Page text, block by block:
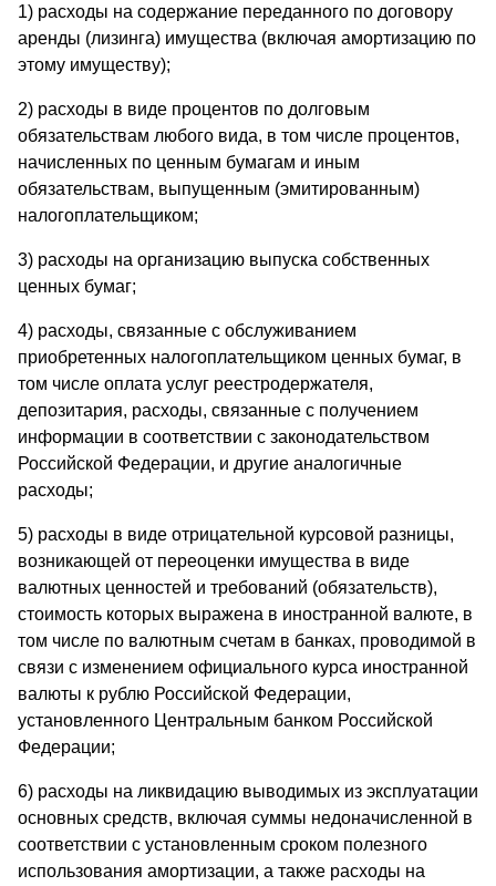
1) расходы на содержание переданного по договору
аренды (лизинга) имущества (включая амортизацию по
этому имуществу);
2) расходы в виде процентов по долговым
обязательствам любого вида, в том числе процентов,
начисленных по ценным бумагам и иным
обязательствам, выпущенным (эмитированным)
налогоплательщиком;
3) расходы на организацию выпуска собственных
ценных бумаг;
4) расходы, связанные с обслуживанием
приобретенных налогоплательщиком ценных бумаг, в
том числе оплата услуг реестродержателя,
депозитария, расходы, связанные с получением
информации в соответствии с законодательством
Российской Федерации, и другие аналогичные
расходы;
5) расходы в виде отрицательной курсовой разницы,
возникающей от переоценки имущества в виде
валютных ценностей и требований (обязательств),
стоимость которых выражена в иностранной валюте, в
том числе по валютным счетам в банках, проводимой в
связи с изменением официального курса иностранной
валюты к рублю Российской Федерации,
установленного Центральным банком Российской
Федерации;
6) расходы на ликвидацию выводимых из эксплуатации
основных средств, включая суммы недоначисленной в
соответствии с установленным сроком полезного
использования амортизации, а также расходы на